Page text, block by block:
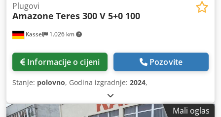
Kassel 1.026 km
Plugovi
Amazone Teres 300 V 5+0 100
Informacije o cijeni Pozovite
Stanje: polovno, Godina izgradnje: 2024,
Mali oglas